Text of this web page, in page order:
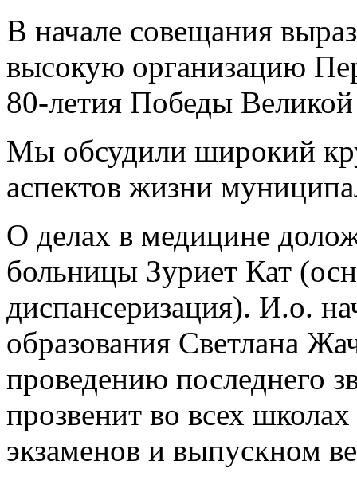
В начале совещания
высокую организацию
80-летия Победы
Мы обсудили широкий
аспектов жизни
О делах в медицине
больницы Зуриет Кат
диспансеризация). И.о.
образования Светлана
проведению последнего
прозвенит во всех
экзаменов и выпускном